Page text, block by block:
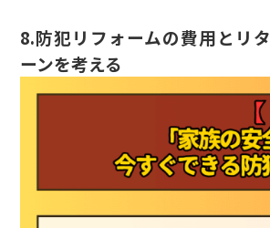
8.防犯リフォームの費用とリタ
ーンを考える